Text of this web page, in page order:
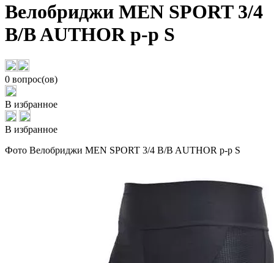
Велобриджи MEN SPORT 3/4
B/B AUTHOR р-р S
0 вопрос(ов)
В избранное
В избранное
Фото Велобриджи MEN SPORT 3/4 B/B AUTHOR р-р S